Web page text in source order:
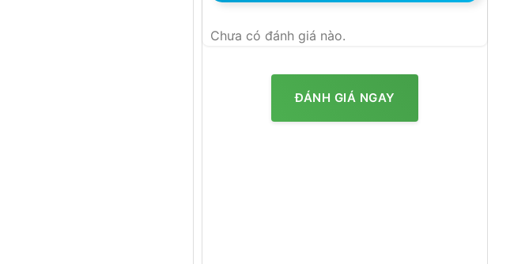
Chưa có đánh giá nào.
ĐÁNH GIÁ NGAY